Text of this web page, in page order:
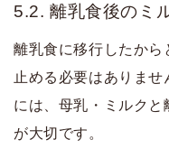
5.2. 離乳食後のミ
離乳食に移行したから
止める必要はありま
には、母乳・ミルクと
が大切です。